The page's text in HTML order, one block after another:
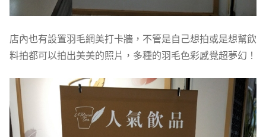
店內也有設置羽毛網美打卡牆，不管是自己想拍或是想幫飲
料拍都可以拍出美美的照片，多種的羽毛色彩感覺超夢幻！